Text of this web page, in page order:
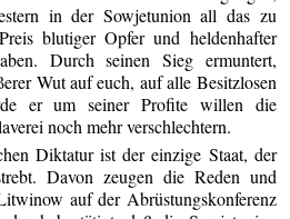
in der Sowjetunion all das zu
blutiger Opfer und heldenhafter
Durch seinen Sieg ermuntert,
Wut auf euch, auf alle Besitzlosen
er um seiner Profite willen die
noch mehr verschlechtern.
Diktatur ist der einzige Staat, der
Davon zeugen die Reden und
auf der Abrüstungskonferenz